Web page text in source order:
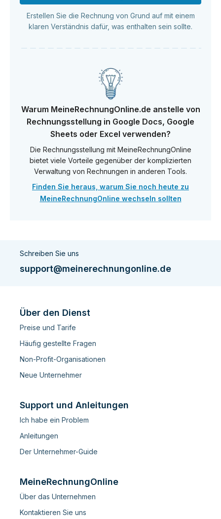
Erstellen Sie die Rechnung von Grund auf mit einem
klaren Verständnis dafür, was enthalten sein sollte.
Warum MeineRechnungOnline.de anstelle von
Rechnungsstellung in Google Docs, Google
Sheets oder Excel verwenden?
Die Rechnungsstellung mit MeineRechnungOnline
bietet viele Vorteile gegenüber der komplizierten
Verwaltung von Rechnungen in anderen Tools.
Finden Sie heraus, warum Sie noch heute zu
MeineRechnungOnline wechseln sollten
Schreiben Sie uns
support@meinerechnungonline.de
Über den Dienst
Preise und Tarife
Häufig gestellte Fragen
Non-Profit-Organisationen
Neue Unternehmer
Support und Anleitungen
Ich habe ein Problem
Anleitungen
Der Unternehmer-Guide
MeineRechnungOnline
Über das Unternehmen
Kontaktieren Sie uns